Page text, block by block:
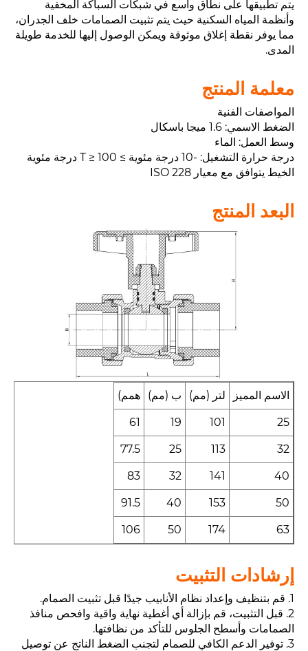
يتم تطبيقها على نطاق واسع في شبكات السباكة المخفية
وأنظمة المياه السكنية حيث يتم تثبيت الصمامات خلف الجدران،
مما يوفر نقطة إغلاق موثوقة ويمكن الوصول إليها للخدمة طويلة
المدى.
معلمة المنتج
المواصفات الفنية
الضغط الاسمي: 1.6 ميجا باسكال
وسط العمل: الماء
درجة حرارة التشغيل: -10 درجة مئوية ≥ T ≥ 100 درجة مئوية
الخيط يتوافق مع معيار ISO 228
البعد المنتج
الاسم المميز لتر (مم) ب (مم) همم)
25
101
19
61
32
113
25
77.5
40
141
32
83
50
153
40
91.5
63
174
50
106
إرشادات التثبيت
1. قم بتنظيف وإعداد نظام الأنابيب جيدًا قبل تثبيت الصمام.
2. قبل التثبيت، قم بإزالة أي أغطية نهاية واقية وافحص منافذ
الصمامات وأسطح الجلوس للتأكد من نظافتها.
3. توفير الدعم الكافي للصمام لتجنب الضغط الناتج عن توصيل